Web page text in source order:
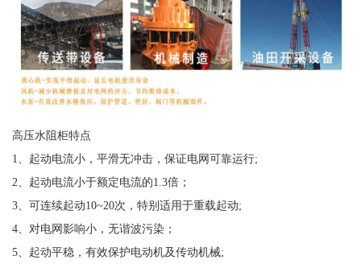
高压水阻柜特点
1、起动电流小，平滑无冲击，保证电网可靠运行;
2、起动电流小于额定电流的1.3倍；
3、可连续起动10~20次，特别适用于重载起动;
4、对电网影响小，无谐波污染；
5、起动平稳，有效保护电动机及传动机械;